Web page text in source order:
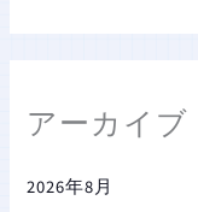
アーカイブ
2026年8月